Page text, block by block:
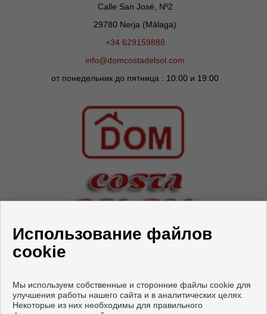
Calle San José, Nº2
29780 Nerja (Málaga)
+34 629159888
info@domcostadelsol.com
от понедельник до пятница : 10:00 и 19:00
Использование файлов
cookie
Мы используем собственные и сторонние файлы cookie для
улучшения работы нашего сайта и в аналитических целях.
Некоторые из них необходимы для правильного